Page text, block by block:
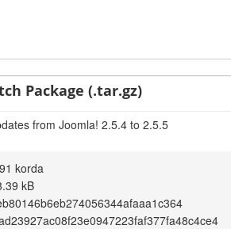
Package (.tar.gz)
from Joomla! 2.5.4 to 2.5.5
korda
kB